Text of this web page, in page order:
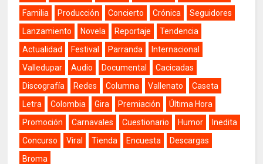
Familia
Producción Concierto Crónica
Seguidores
Lanzamiento
Novela Reportaje
Tendencia
Actualidad
Festival Parranda
Internacional
Valledupar
Audio Documental
Cacicadas
Discografía
Redes Columna Vallenato
Caseta
Letra
Colombia Gira Premiación
Última Hora
Promoción
Carnavales Cuestionario Humor
Inedita
Concurso
Viral Tienda Encuesta
Descargas
Broma